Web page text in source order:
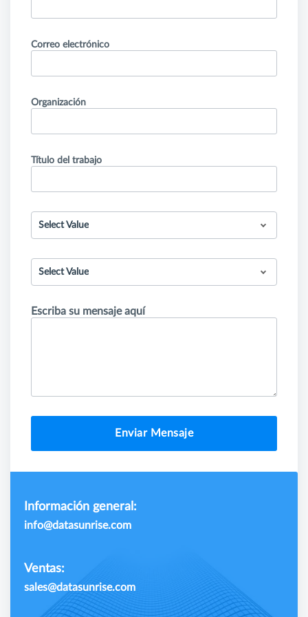
Correo electrónico
Organización
Título del trabajo
Select Value
Select Value
Escriba su mensaje aquí
Enviar Mensaje
Información general:
info@datasunrise.com
Ventas:
sales@datasunrise.com